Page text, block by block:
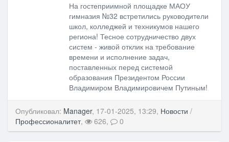
На гостеприимной площадке МАОУ
гимназия №32 встретились руководители
школ, колледжей и техникумов нашего
региона! Тесное сотрудничество двух
систем - живой отклик на требование
времени и исполнение задач,
поставленных перед системой
образования Президентом России
Владимиром Владимировичем Путиным!
Опубликовал: Manager, 17-01-2025, 13:29, Новости /
Профессионалитет, 626, 0